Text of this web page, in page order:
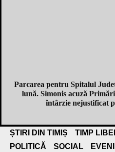
Parcarea pentru Spitalul
lună. Simonis acuză
întârzie nejustificat
ȘTIRI DIN TIMIȘ TIMP
POLITICĂ
SOCIAL